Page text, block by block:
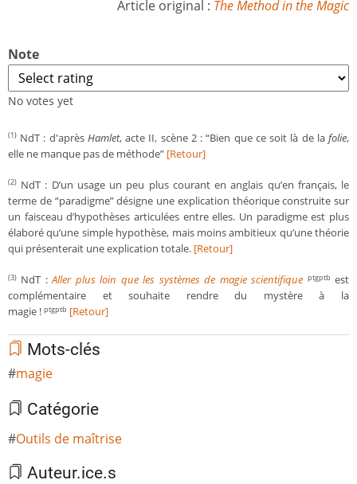
Article original : The Method in the Magic
Note
No votes yet
(1) NdT : d'après Hamlet, acte II, scène 2 : “Bien que ce soit là de lafolie,
elle ne manque pas de méthode” [Retour]
(2) NdT : D’un usage un peu plus courant en anglais qu’en français, le
terme de “paradigme” désigne une explication théorique construite sur
un faisceau d’hypothèses articulées entre elles. Un paradigme est plus
élaboré qu’une simple hypothèse, mais moins ambitieux qu’une théorie
qui présenterait une explication totale. [Retour]
(3) NdT :Aller plus loin que les systèmes de magie scientifique ptgptb est
complémentaire et souhaite rendre du mystère à la
magie ! ptgptb [Retour]
Mots-clés
magie
Catégorie
Outils de maîtrise
Auteur.ice.s